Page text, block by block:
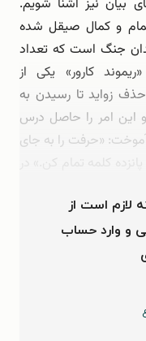
بیان نیز آشنا شویم.
تمام و کمال صیقل شده
جنگ است که تعداد
کارور» یکی از
زواید تا رسیدن به
این امر را حاصل درس
«حرفت را به جای
لازم است از
و وارد حساب